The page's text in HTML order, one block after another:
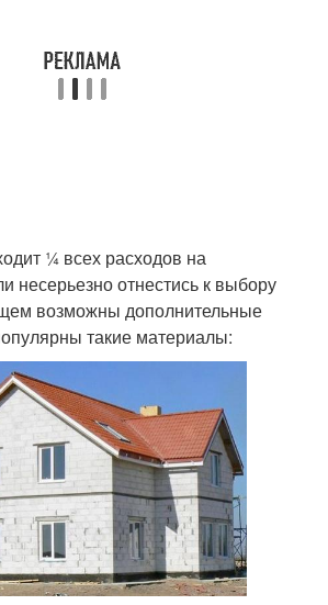
¼ всех расходов на
несерьезно отнестись к выбору
возможны дополнительные
такие материалы: